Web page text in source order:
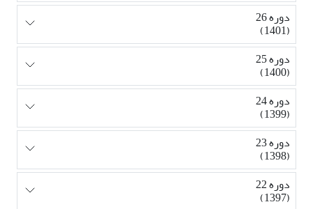
دوره 26
(1401)
دوره 25
(1400)
دوره 24
(1399)
دوره 23
(1398)
دوره 22
(1397)